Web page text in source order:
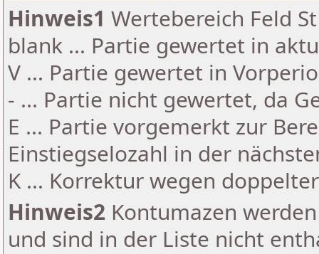
Hinweis1 Wertebereich Feld
blank ... Partie gewertet in
V ... Partie gewertet in
- ... Partie nicht gewertet, da
E ... Partie vorgemerkt zur
Einstiegselozahl in der
K ... Korrektur wegen
Hinweis2 Kontumazen
und sind in der Liste nicht